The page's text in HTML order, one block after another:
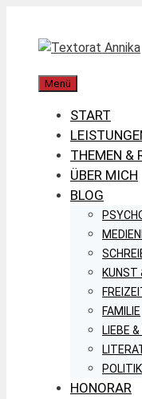
springen
Menü
START
THEMEN &
ÜBER MICH
BLOG
KUNST
FAMILIE
LIEBE
POLITIK
HONORAR